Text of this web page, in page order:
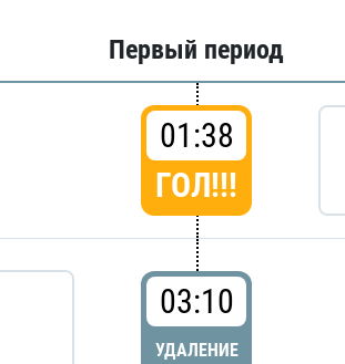
Первый период
01:38
ГОЛ!!!
03:10
УДАЛЕНИЕ